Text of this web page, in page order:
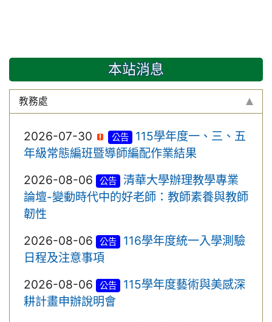
本站消息
教務處
2026-07-30 公告
115學年度一、三、五
年級常態編班暨導師編配作業結果
2026-08-06
公告
清華大學辦理教學專業
論壇-變動時代中的好老師：教師素養與教師
韌性
2026-08-06
公告
116學年度統一入學測驗
日程及注意事項
2026-08-06
公告
115學年度藝術與美感深
耕計畫申辦說明會